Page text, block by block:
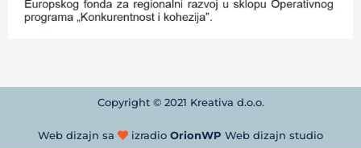
Copyright © 2021 Kreativa d.o.o.
Web dizajn sa izradio OrionWP Web dizajn studio